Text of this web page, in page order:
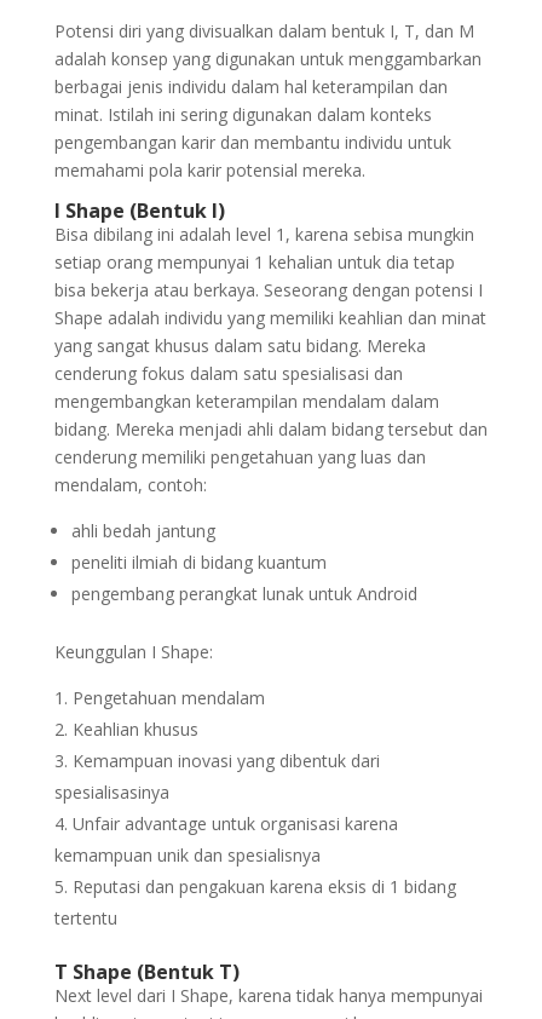
Potensi diri yang divisualkan dalam bentuk I, T, dan M
adalah konsep yang digunakan untuk menggambarkan
berbagai jenis individu dalam hal keterampilan dan
minat. Istilah ini sering digunakan dalam konteks
pengembangan karir dan membantu individu untuk
memahami pola karir potensial mereka.
I Shape (Bentuk I)
Bisa dibilang ini adalah level 1, karena sebisa mungkin
setiap orang mempunyai 1 kehalian untuk dia tetap
bisa bekerja atau berkaya. Seseorang dengan potensi I
Shape adalah individu yang memiliki keahlian dan minat
yang sangat khusus dalam satu bidang. Mereka
cenderung fokus dalam satu spesialisasi dan
mengembangkan keterampilan mendalam dalam
bidang. Mereka menjadi ahli dalam bidang tersebut dan
cenderung memiliki pengetahuan yang luas dan
mendalam, contoh:
ahli bedah jantung
peneliti ilmiah di bidang kuantum
pengembang perangkat lunak untuk Android
Keunggulan I Shape:
Pengetahuan mendalam
Keahlian khusus
Kemampuan inovasi yang dibentuk dari
spesialisasinya
Unfair advantage untuk organisasi karena
kemampuan unik dan spesialisnya
Reputasi dan pengakuan karena eksis di 1 bidang
tertentu
T Shape (Bentuk T)
Next level dari I Shape, karena tidak hanya mempunyai